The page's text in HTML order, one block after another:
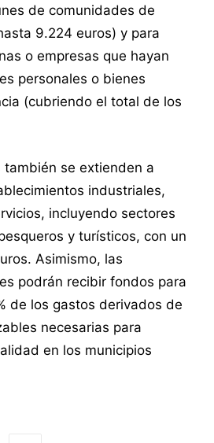
de comunidades de
9.224 euros) y para
o empresas que hayan
personales o bienes
(cubriendo el total de los
se extienden a
industriales,
incluyendo sectores
y turísticos, con un
Asimismo, las
podrán recibir fondos para
de los gastos derivados de
necesarias para
en los municipios